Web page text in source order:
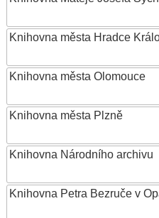
Knihovna města Hradce
Knihovna města Olomouce
Knihovna města Plzně
Knihovna Národního archivu
Knihovna Petra Bezruče v